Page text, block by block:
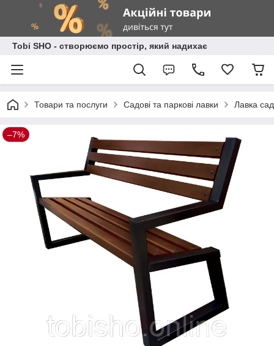
Tobi SHO - створюємо простір, який надихає
Товари та послуги Садові та паркові лавки Лавка
–7%